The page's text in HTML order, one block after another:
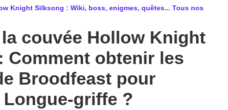
Knight Silksong : Wiki, boss, enigmes, quêtes... Tous nos
couvée Hollow Knight
Comment obtenir les
Broodfeast pour
griffe ?